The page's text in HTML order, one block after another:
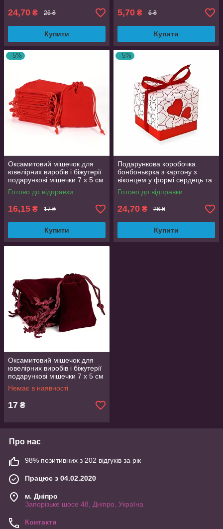
24,70 ₴ 26 ₴
Купити
5,70 ₴ 6 ₴
Купити
–5%
Оксамитовий мішечок для
ювелірних виробів і біжутерії
подарункові мішечки 7 х 5 см
Червоний
Готово до відправки
16,15 ₴ 17 ₴
Купити
–5%
Подарункова коробочка
бонбоньєрка з картону з
віконцем у формі сердець та
червоною стрічкою 5х5х5 см
Готово до відправки
24,70 ₴ 26 ₴
Купити
Оксамитовий мішечок для
ювелірних виробів і біжутерії
подарункові мішечки 7 х 5 см
бордовий
Немає в наявності
17 ₴
Про нас
98% позитивних з 202 відгуків за рік
Працює з 04.02.2020
м. Дніпро
Запорізьке шосе 48, Дніпро, Україна
Контакти